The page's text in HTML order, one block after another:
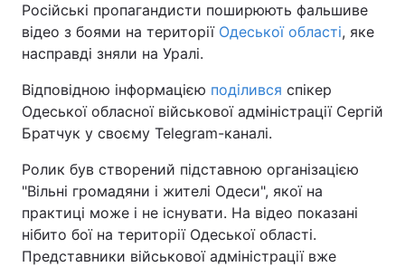
Російські пропагандисти поширюють фальшиве
відео з боями на території Одеської області, яке
насправді зняли на Уралі.
Відповідною інформацією поділився спікер
Одеської обласної військової адміністрації Сергій
Братчук у своєму Telegram-каналі.
Ролик був створений підставною організацією
"Вільні громадяни і жителі Одеси", якої на
практиці може і не існувати. На відео показані
нібито бої на території Одеської області.
Представники військової адміністрації вже